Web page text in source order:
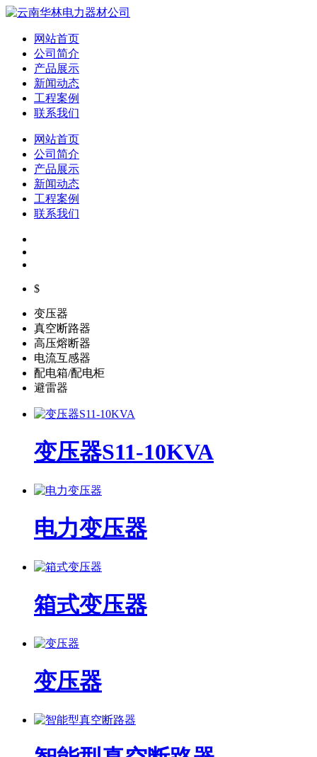
网站首页
公司简介
产品展示
新闻动态
工程案例
联系我们
网站首页
公司简介
产品展示
新闻动态
工程案例
联系我们
$
变压器
真空断路器
高压熔断器
电流互感器
配电箱/配电柜
避雷器
变压器S11-10KVA
电力变压器
箱式变压器
变压器